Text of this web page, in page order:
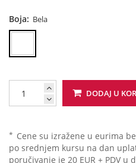
Boja: Bela
DODAJ U
* Cene su izražene u eurima
po srednjem kursu na dan
poručivanje je 20 EUR + PDV